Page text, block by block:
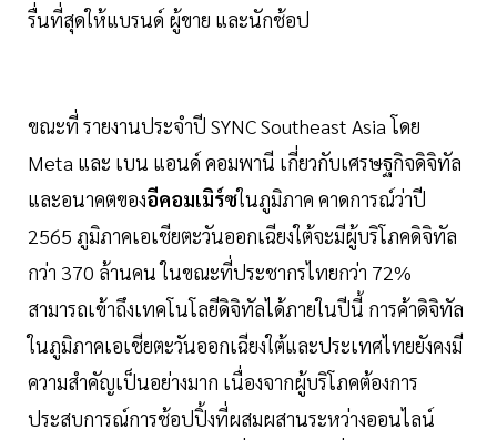
รื่นที่สุดให้แบรนด์ ผู้ขาย และนักช้อป
ขณะที่ รายงานประจำปี SYNC Southeast Asia โดย
Meta และ เบน แอนด์ คอมพานี เกี่ยวกับเศรษฐกิจดิจิทัล
และอนาคตของอีคอมเมิร์ซในภูมิภาค คาดการณ์ว่าปี
2565 ภูมิภาคเอเชียตะวันออกเฉียงใต้จะมีผู้บริโภคดิจิทัล
กว่า 370 ล้านคน ในขณะที่ประชากรไทยกว่า 72%
สามารถเข้าถึงเทคโนโลยีดิจิทัลได้ภายในปีนี้ การค้าดิจิทัล
ในภูมิภาคเอเชียตะวันออกเฉียงใต้และประเทศไทยยังคงมี
ความสำคัญเป็นอย่างมาก เนื่องจากผู้บริโภคต้องการ
ประสบการณ์การช้อปปิ้งที่ผสมผสานระหว่างออนไลน์